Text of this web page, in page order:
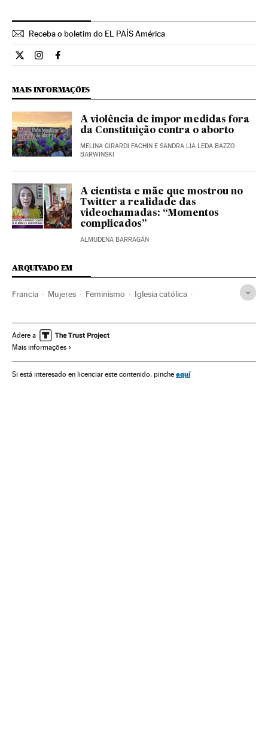
Receba o boletim do EL PAÍS América
Internacional El País Brasil en Twitter
Internacional El País Brasil en Instagram
Internacional El País Brasil en Facebook
MAIS INFORMAÇÕES
A violência de impor medidas fora
da Constituição contra o aborto
MELINA GIRARDI FACHIN E SANDRA LIA LEDA BAZZO
BARWINSKI
A cientista e mãe que mostrou no
Twitter a realidade das
videochamadas: “Momentos
complicados”
ALMUDENA BARRAGÁN
ARQUIVADO EM
Francia Mujeres Feminismo Iglesia católica
Adere a
Mais informações
Si está interesado en licenciar este contenido, pinche aquí